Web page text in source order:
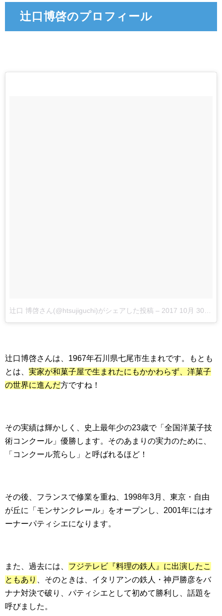
辻口博啓のプロフィール
辻口 博啓さん(@htsujiguchi)がシェアした投稿 – 2017 10月 30 8:51午後 PDT
辻口博啓さんは、1967年石川県七尾市生まれです。もとも
とは、 実家が和菓子屋で生まれたにもかかわらず、洋菓子
の世界に進んだ方ですね！
その実績は輝かしく、史上最年少の23歳で「全国洋菓子技
術コンクール」優勝します。そのあまりの実力のために、
「コンクール荒らし」と呼ばれるほど！
その後、フランスで修業を重ね、1998年3月、東京・自由
が丘に「モンサンクレール」をオープンし、2001年にはオ
ーナーパティシエになります。
また、過去には、 フジテレビ『料理の鉄人』に出演したこ
ともあり
、そのときは、イタリアンの鉄人・神戸勝彦をバ
ナナ対決で破り、パティシエとして初めて勝利し、話題を
呼びました。